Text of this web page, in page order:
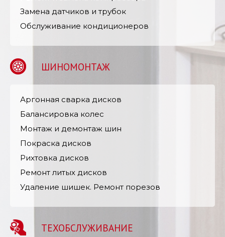
Замена датчиков и трубок
Обслуживание кондиционеров
ШИНОМОНТАЖ
Аргонная cварка дисков
Балансировка колес
Монтаж и демонтаж шин
Покраска дисков
Рихтовка дисков
Ремонт литых дисков
Удаление шишек. Ремонт порезов
ТЕХОБСЛУЖИВАНИЕ